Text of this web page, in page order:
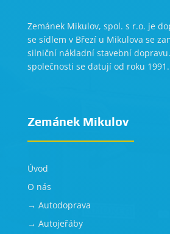
Zemánek Mikulov, spol. s r.o. je
se sídlem v Březí u Mikulova se
silniční nákladní stavební
společnosti se datují od roku 1991.
Zemánek Mikulov
Úvod
O nás
→ Autodoprava
→ Autojeřáby